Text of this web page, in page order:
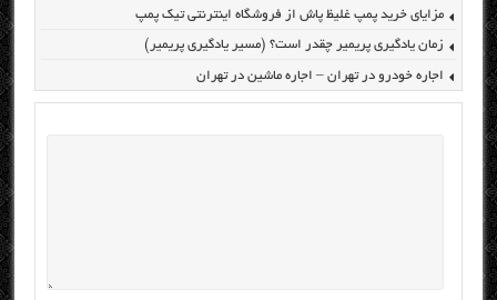
مزایای خرید پمپ غلیظ پاش از فروشگاه اینترنتی تیک پمپ
زمان یادگیری پریمیر چقدر است؟ (مسیر یادگیری پریمیر)
اجاره خودرو در تهران – اجاره ماشین در تهران